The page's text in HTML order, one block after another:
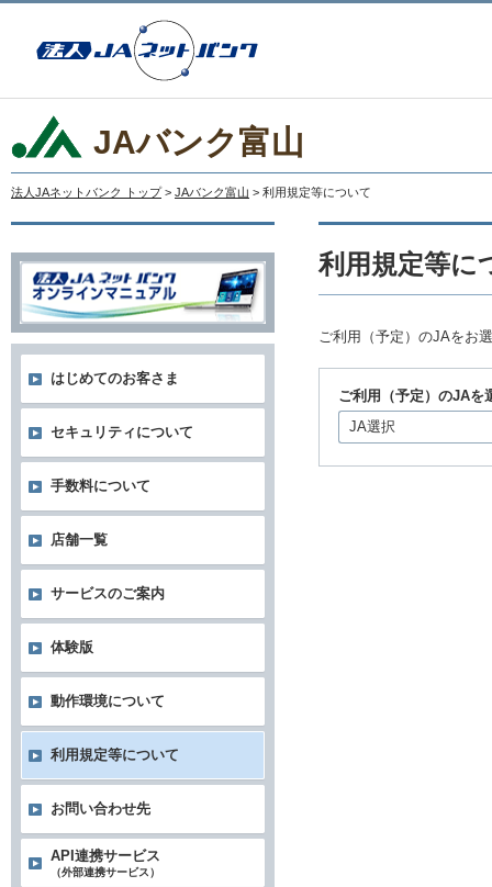
JAバンク富山
法人JAネットバンク トップ > JAバンク富山 > 利用規定等について
利用規定等に
ご利用（予定）のJAをお
ご利用（予定）のJAを
JA選択
はじめてのお客さま
セキュリティについて
手数料について
店舗一覧
サービスのご案内
体験版
動作環境について
利用規定等について
お問い合わせ先
API連携サービス
（外部連携サービス）